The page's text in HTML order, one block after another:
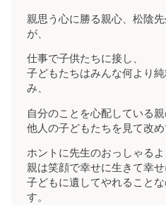
親思う心に勝る親心、松陰
が、
仕事で子供たちに接し、
子どもたちはみんな何より
み、
自分のことを心配している
他人の子どもたちを見て改め
ホントに先生のおっしゃるよ
親は笑顔で幸せに生きて幸
子どもに遺してやれること
す。